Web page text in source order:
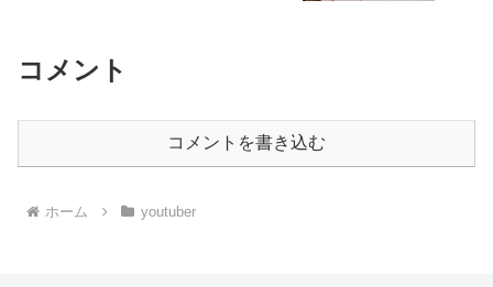
コメント
コメントを書き込む
ホーム youtuber